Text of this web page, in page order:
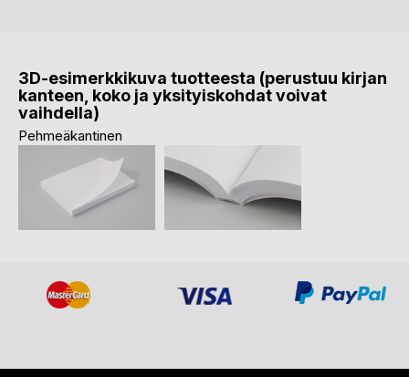
3D-esimerkkikuva tuotteesta (perustuu kirjan
kanteen, koko ja yksityiskohdat voivat
vaihdella)
Pehmeäkantinen